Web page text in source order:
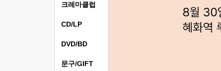
크레마클럽
CD/LP
DVD/BD
문구/GIFT